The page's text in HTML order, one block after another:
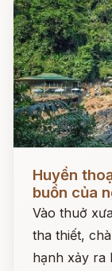
Đọc ngay
Huyền
buồn của
Vào thuở
tha thiết,
hạnh xảy ra